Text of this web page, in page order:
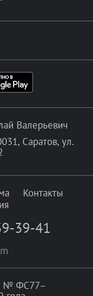
Валерьевич
Саратов, ул.
Контакты
39-41
№ ФС77–